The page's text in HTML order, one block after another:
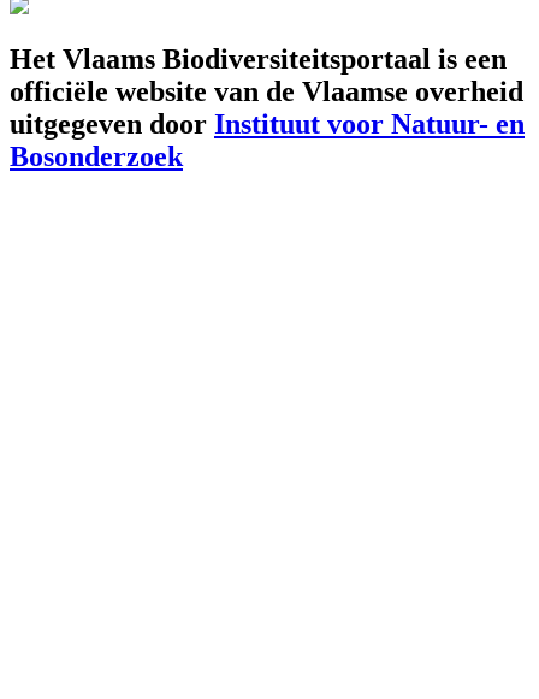
Het Vlaams Biodiversiteitsportaal is een
officiële website van de Vlaamse overheid
uitgegeven door Instituut voor Natuur- en
Bosonderzoek